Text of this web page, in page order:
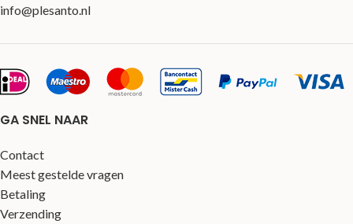
info@plesanto.nl
GA SNEL NAAR
Contact
Meest gestelde vragen
Betaling
Verzending